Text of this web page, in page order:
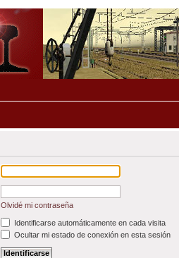
Olvidé mi contraseña
Identificarse automáticamente en cada visita
Ocultar mi estado de conexión en esta sesión